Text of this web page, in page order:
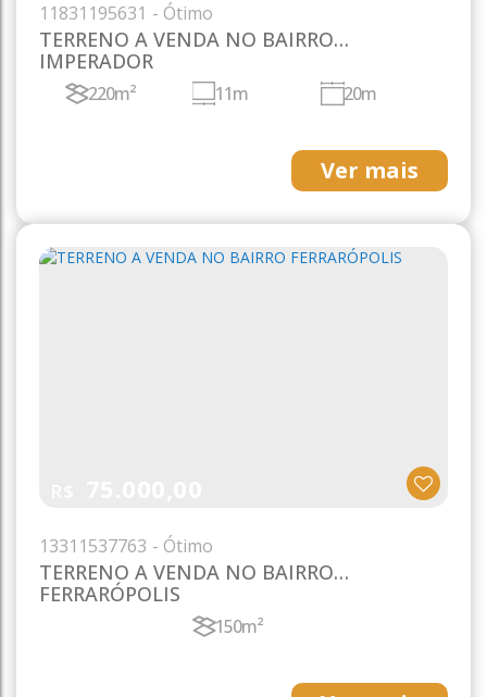
TERRENO A VENDA NO BAIRRO
IMPERADOR
11831195631
220m² 11m 20m
Ver mais
TERRENO A VENDA NO BAIRRO
FERRARÓPOLIS
1331 1537763
150m²